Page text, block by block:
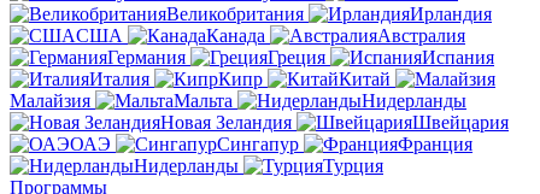
Великобритания
Ирландия
США
Канада
Австралия
Германия
Греция
Испания
Италия
Кипр
Китай
Малайзия
Мальта
Нидерланды
Новая Зеландия
Швейцария
ОАЭ
Сингапур
Франция
Нидерланды
Турция
Программы